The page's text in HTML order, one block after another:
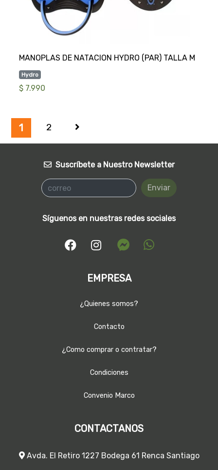
Hydro
$ 7.990
1 2
Suscríbete a Nuestro Newsletter
Enviar
Síguenos en nuestras redes sociales
EMPRESA
¿Quienes somos?
Contacto
¿Como comprar o contratar?
Condiciones
Convenio Marco
CONTACTANOS
Avda. El Retiro 1227 Bodega 61 Renca Santiago